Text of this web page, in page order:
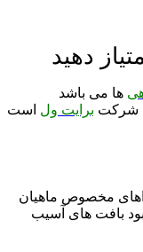
دهید
ها می باشد
شرکت برایت ول است
مخصوص ماهیان
بافت های آسیب